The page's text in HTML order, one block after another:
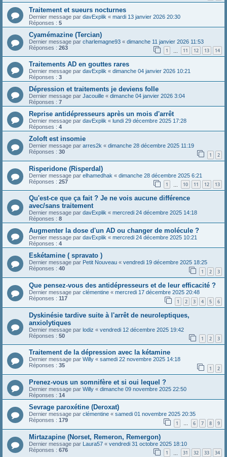
Traitement et sueurs nocturnes
Dernier message par davExplik « mardi 13 janvier 2026 20:30
Réponses : 5
Cyamémazine (Tercian)
Dernier message par charlemagne93 « dimanche 11 janvier 2026 11:53
Réponses : 263 1 11 12 13 14
Traitements AD en gouttes rares
Dernier message par davExplik « dimanche 04 janvier 2026 10:21
Réponses : 3
Dépression et traitements je deviens folle
Dernier message par Jacouille « dimanche 04 janvier 2026 3:04
Réponses : 7
Reprise antidépresseurs après un mois d'arrêt
Dernier message par davExplik « lundi 29 décembre 2025 17:28
Réponses : 4
Zoloft est insomie
Dernier message par arres2k « dimanche 28 décembre 2025 11:19
Réponses : 30 1 2
Risperidone (Risperdal)
Dernier message par elhamedhak « dimanche 28 décembre 2025 6:21
Réponses : 257 1 10 11 12 13
Qu'est-ce que ça fait ? Je ne vois aucune différence
avec/sans traitement
Dernier message par davExplik « mercredi 24 décembre 2025 14:18
Réponses : 8
Augmenter la dose d'un AD ou changer de molécule ?
Dernier message par davExplik « mercredi 24 décembre 2025 10:21
Réponses : 4
Eskétamine ( spravato )
Dernier message par Petit Nouveau « vendredi 19 décembre 2025 18:25
Réponses : 40 1 2 3
Que pensez-vous des antidépresseurs et de leur efficacité ?
Dernier message par clémentine « mercredi 17 décembre 2025 20:48
Réponses : 117 1 2 3 4 5 6
Dyskinésie tardive suite à l'arrêt de neuroleptiques,
anxiolytiques
Dernier message par lodiz « vendredi 12 décembre 2025 19:42
Réponses : 50 1 2 3
Traitement de la dépression avec la kétamine
Dernier message par Willy « samedi 22 novembre 2025 14:18
Réponses : 35 1 2
Prenez-vous un somnifère et si oui lequel ?
Dernier message par Willy « dimanche 09 novembre 2025 22:50
Réponses : 14
Sevrage paroxétine (Deroxat)
Dernier message par clémentine « samedi 01 novembre 2025 20:35
Réponses : 179 1 … 6 7 8 9
Mirtazapine (Norset, Remeron, Remergon)
Dernier message par Laura57 « vendredi 31 octobre 2025 18:10
Réponses : 676 1 31 32 33 34